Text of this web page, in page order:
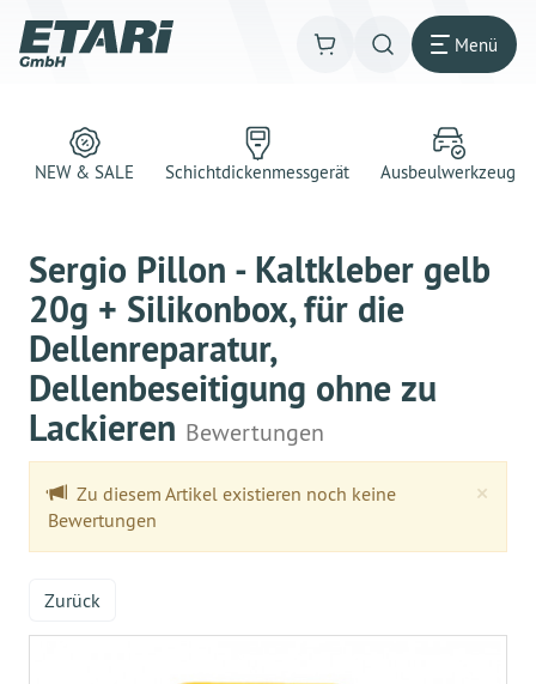
Menü
NEW & SALE Schichtdickenmessgerät Ausbeulwerkzeug
Sergio Pillon - Kaltkleber gelb
20g + Silikonbox, für die
Dellenreparatur,
Dellenbeseitigung ohne zu
Lackieren Bewertungen
×
Zu diesem Artikel existieren noch keine
Bewertungen
Zurück